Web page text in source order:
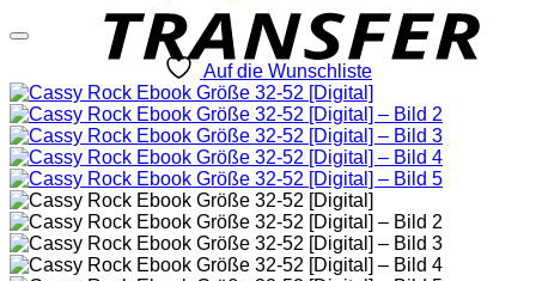
Auf die Wunschliste